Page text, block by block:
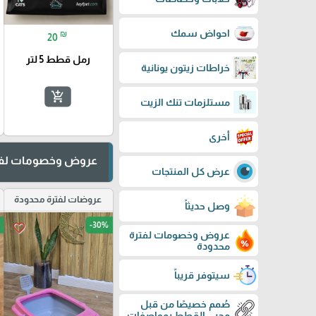
احواض سمك
خراطات زيتون يونانية
مستلزمات تنك الزيت
أخرى
عرض كل المنتجات
وصل حديثاً
عروض وخصومات لفترة
محدودة
سيتوفر قريباً
صُمم خصيصًا من قبل
20 ₪
رمل قطط 5 لتر
add_shopping_cart
عروض وخصومات
عروضات لفترة محدودة
favorite_border -30%